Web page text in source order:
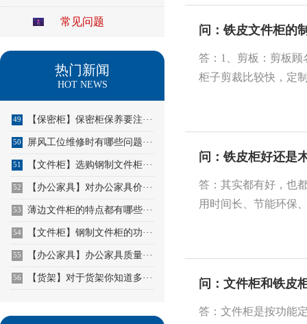
常见问题
热门新闻
HOT NEWS
49 【保密柜】保密柜保养要注···
50 屏风工位维修时有哪些问题···
51 【文件柜】选购钢制文件柜···
52 【办公家具】对办公家具价···
53 薄边文件柜的特点都有哪些···
54 【文件柜】钢制文件柜的功···
55 【办公家具】办公家具质量···
56 【货架】对于货架你知道多···
问：铁皮文件柜的
答：1、剪板：剪板
柜子剪裁比较快，定
问：铁皮柜好还是
答：其实都有好，也
用时间长、节能环保
问：文件柜和铁皮
答：文件柜是按功能